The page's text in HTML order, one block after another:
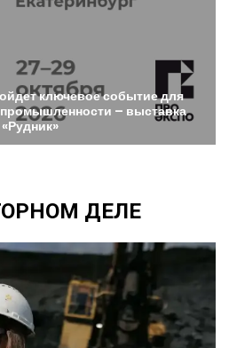
ключевоесобытиедля
промышленности – выставка
«Рудник»
ДЕЛЕ